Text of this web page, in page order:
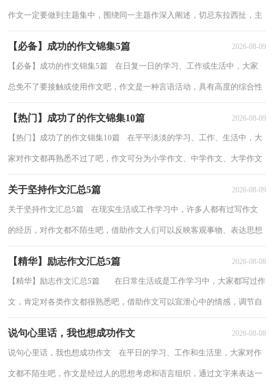
作文一定要做到主题集中，围绕同一主题作深入阐述，切忌东拉西扯，主
【必备】成功的作文锦集5篇 2026-08-09
【必备】成功的作文锦集5篇 在日复一日的学习、工作或生活中，大家
总免不了要接触或使用作文吧，作文是一种言语活动，具有高度的综合性
【热门】成功了的作文锦集10篇 2026-08-09
【热门】成功了的作文锦集10篇 在平平淡淡的学习、工作、生活中，大
家对作文都再熟悉不过了吧，作文可分为小学作文、中学作文、大学作文
关于坚持作文汇总5篇 2026-08-09
关于坚持作文汇总5篇 在现实生活或工作学习中，许多人都有过写作文
的经历，对作文都不陌生吧，借助作文人们可以反映客观事物、表达思想
【精华】励志作文汇总5篇 2026-08-08
【精华】励志作文汇总5篇 在日常生活或是工作学习中，大家都写过作
文，肯定对各类作文都很熟悉吧，借助作文可以宣泄心中的情感，调节自
说句心里话，我也想成功作文 2026-08-08
说句心里话，我也想成功作文 在平日的学习、工作和生活里，大家对作
文都不陌生吧，作文是经过人的思想考虑和语言组织，通过文字来表达一